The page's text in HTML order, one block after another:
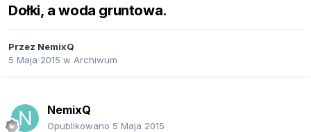
Dołki, a woda gruntowa.
Przez NemixQ
5 Maja 2015 w Archiwum
NemixQ
Opublikowano 5 Maja 2015